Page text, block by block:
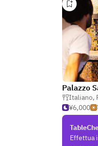
Palazzo
Italiano,
¥6,000
Effettua